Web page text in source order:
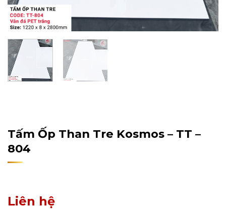
Tấm Ốp Than Tre Kosmos – TT –
804
Liên hệ